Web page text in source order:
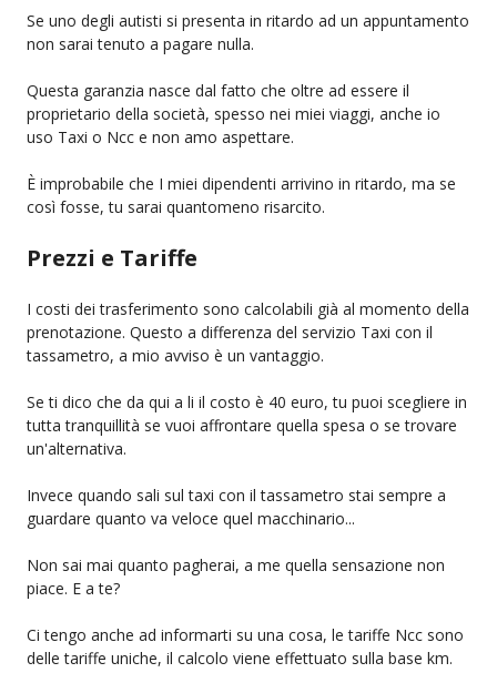
Se uno degli autisti si presenta in ritardo ad un appuntamento
non sarai tenuto a pagare nulla.
Questa garanzia nasce dal fatto che oltre ad essere il
proprietario della società, spesso nei miei viaggi, anche io
uso Taxi o Ncc e non amo aspettare.
È improbabile che I miei dipendenti arrivino in ritardo, ma se
così fosse, tu sarai quantomeno risarcito.
Prezzi e Tariffe
I costi dei trasferimento sono calcolabili già al momento della
prenotazione. Questo a differenza del servizio Taxi con il
tassametro, a mio avviso è un vantaggio.
Se ti dico che da qui a li il costo è 40 euro, tu puoi scegliere in
tutta tranquillità se vuoi affrontare quella spesa o se trovare
un'alternativa.
Invece quando sali sul taxi con il tassametro stai sempre a
guardare quanto va veloce quel macchinario...
Non sai mai quanto pagherai, a me quella sensazione non
piace. E a te?
Ci tengo anche ad informarti su una cosa, le tariffe Ncc sono
delle tariffe uniche, il calcolo viene effettuato sulla base km.